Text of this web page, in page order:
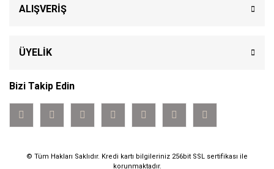
ALIŞVERİŞ
ÜYELİK
Bizi Takip Edin
© Tüm Hakları Saklıdır. Kredi kartı bilgileriniz 256bit SSL sertifikası ile
korunmaktadır.